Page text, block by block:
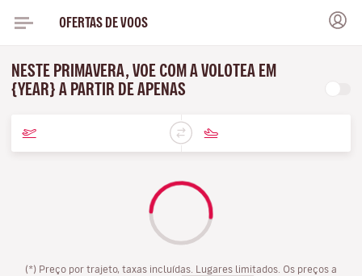
OFERTAS DE VOOS
NESTE PRIMAVERA, VOE COM A VOLOTEA EM
{YEAR} A PARTIR DE APENAS
(*) Preço por trajeto, taxas incluídas. Lugares limitados. Os preços a